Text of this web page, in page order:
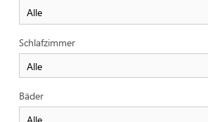
Schlafzimmer
Bäder